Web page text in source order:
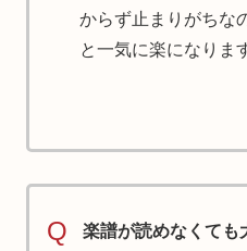
からず止まりがちな
と一気に楽になりま
Q 楽譜が読めなくても